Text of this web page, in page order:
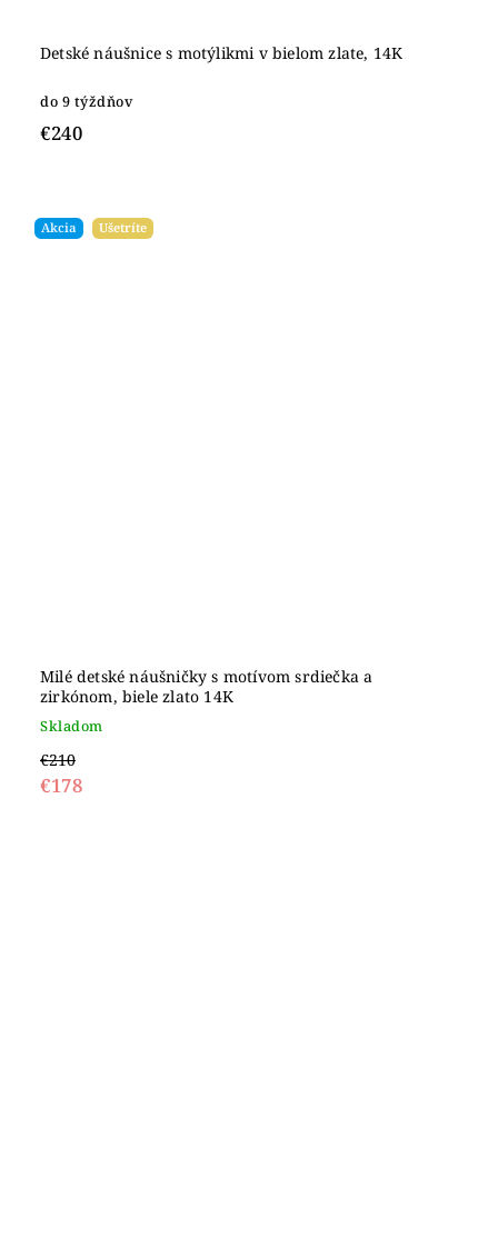
Detské náušnice s motýlikmi v bielom zlate, 14K
do 9 týždňov
€240
Akcia Ušetríte
Milé detské náušničky s motívom srdiečka a
zirkónom, biele zlato 14K
Skladom
€210
€178